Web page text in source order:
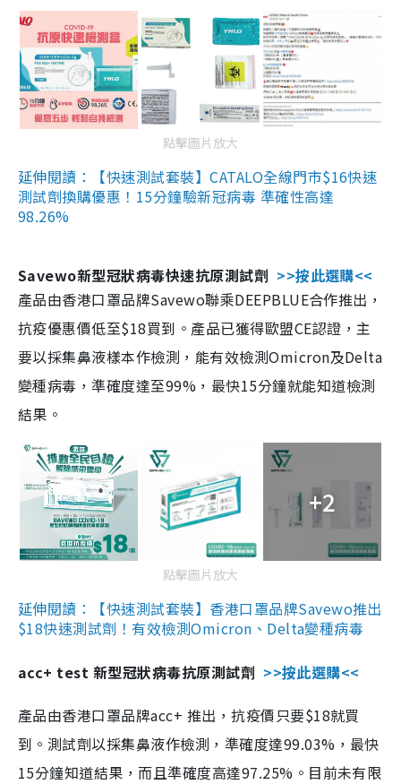
點擊圖片放大
延伸閱讀：【快速測試套裝】CATALO全線門市$16快速
測試劑換購優惠！15分鐘驗新冠病毒 準確性高達
98.26%
Savewo新型冠狀病毒快速抗原測試劑 >>按此選購<<
產品由香港口罩品牌Savewo聯乘DEEPBLUE合作推出，
抗疫優惠價低至$18買到。產品已獲得歐盟CE認證，主
要以採集鼻液樣本作檢測，能有效檢測Omicron及Delta
變種病毒，準確度達至99%，最快15分鐘就能知道檢測
結果。
+2
點擊圖片放大
延伸閱讀：【快速測試套裝】香港口罩品牌Savewo推出
$18快速測試劑！有效檢測Omicron、Delta變種病毒
acc+ test 新型冠狀病毒抗原測試劑 >>按此選購<<
產品由香港口罩品牌acc+ 推出，抗疫價只要$18就買
到。測試劑以採集鼻液作檢測，準確度達99.03%，最快
15分鐘知道結果，而且準確度高達97.25%。目前未有限